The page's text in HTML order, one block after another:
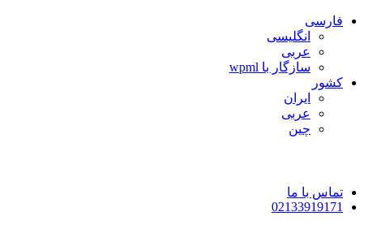
فارسی
انگلیسی
عربی
سازگار با wpml
کشور
ایران
عربی
چین
تماس با ما
02133919171